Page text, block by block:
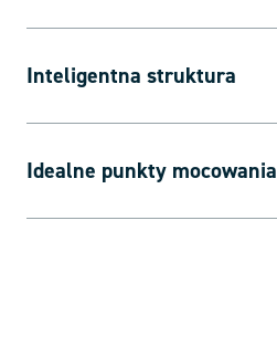
Inteligentna struktura
Idealne punkty mocowania